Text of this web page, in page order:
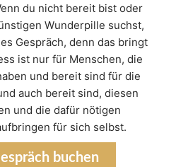
du nicht bereit bist oder
Wunderpille suchst,
Gespräch, denn das bringt
ist nur für Menschen, die
und bereit sind für die
auch bereit sind, diesen
und die dafür nötigen
für sich selbst.
buchen